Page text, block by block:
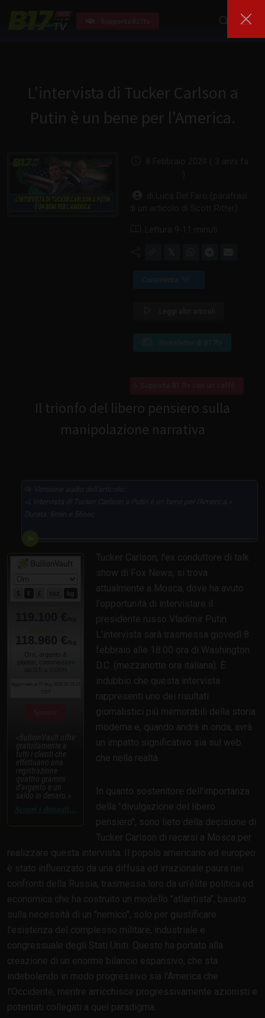
L'intervista di Tucker Carlson a
Putin è un bene per l'America.
Il trionfo del libero pensiero sulla
manipolazione narrativa
gratuitamente a
tutti i clienti che
effettuano una
registrazione
quattro grammi
d'argento e un
saldo in denaro.
Tucker Carlson, l'ex conduttore di talk
show di Fox News, si trova
attualmente a Mosca, dove ha avuto
l'opportunità di intervistare il
presidente russo Vladimir Putin.
L'intervista sarà trasmessa giovedì 8
febbraio alle 18:00 ora di Washington
D.C. (mezzanotte ora italiana). È
indubbio che questa intervista
rappresenti uno dei risultati
giornalistici più memorabili della storia
moderna e, quando andrà in onda, avrà
un impatto significativo sia sul web
che nella realtà.
In quanto sostenitore dell'importanza
della "divulgazione del libero
pensiero", sono lieto della decisione di
Tucker Carlson di recarsi a Mosca per
realizzare questa intervista. Il popolo americano ed europeo
è stato influenzato da una diffusa ed irrazionale paura nei
confronti della Russia, trasmessa loro da un'élite politica ed
economica che ha costruito un modello "atlantista", basato
sulla necessità di un "nemico", solo per giustificare
l'esistenza del complesso militare, industriale e
congressuale degli Stati Uniti. Questo ha portato alla
creazione di un enorme bilancio espansivo, che sta
indebolendo in modo progressivo sia l'America che
l'Occidente, mentre arricchisce progressivamente azionisti e
potentati collegati a quel paradigma.